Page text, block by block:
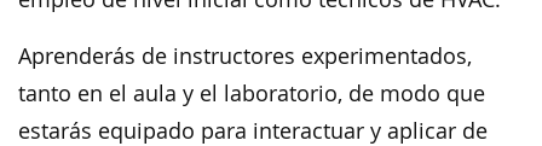
Aprenderás de instructores experimentados,
tanto en el aula y el laboratorio, de modo que
estarás equipado para interactuar y aplicar de